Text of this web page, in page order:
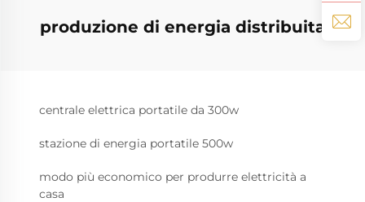
produzione di energia distribuita
centrale elettrica portatile da 300w
stazione di energia portatile 500w
modo più economico per produrre elettricità a
casa